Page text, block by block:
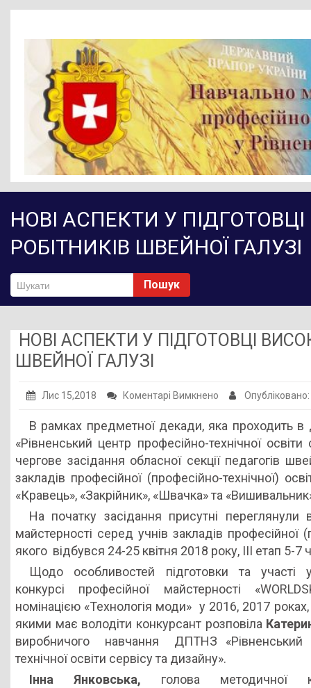
Головна
Новини
Діяльність НМЦ ПТО
Методичне забезпечення
Нормативно-правове забезпечення
Заклади ПТО
Галерея
НМЦ ПТО України
НОВІ АСПЕКТИ У
РОБІТНИКІВ ШВЕЙНОЇ ГАЛУЗІ
Пошук
НОВІ АСПЕКТИ У ПІДГОТОВЦІ
ШВЕЙНОЇ ГАЛУЗІ
Лис 15,2018 Коментарі Вимкнено до
АСПЕКТИ
У
ПІДГОТОВЦІ
РОБІТНИКІВ
ШВЕЙНОЇ
ГАЛУЗІ
В рамках предметної декади, яка проходить
«Рівненський центр професійно-технічної
чергове засідання обласної секції педагогів
закладів професійної (професійно-технічної)
«Кравець», «Закрійник», «Швачка» та
На початку засідання присутні переглянули
майстерності серед учнів закладів професійної
якого відбувся 24-25 квітня 2018 року, ІІІ етап 5-
Щодо особливостей підготовки та участі
конкурсі професійної майстерності
номінацією «Технологія моди» у 2016, 2017
якими має володіти конкурсант розповіла
виробничого навчання ДПТНЗ «Рівненський
технічної освіти сервісу та дизайну».
Інна Янковська, голова методичної